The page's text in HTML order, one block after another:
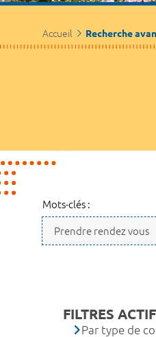
Accueil Recherche
Mots-clés :
FILTRES
Par type de